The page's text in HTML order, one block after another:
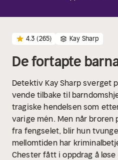
4.3 (265) Kay Sharp
De fortapte
Detektiv Kay Sharp sverget
vende tilbake til
tragiske hendelsen som
varige mén. Men når
fra fengselet, blir hun
mellomtiden har
Chester fått i oppdrag å